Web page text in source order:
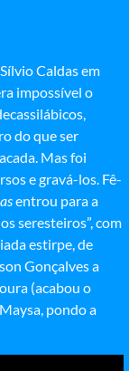
Caldas em
impossível o
do que ser
Mas foi
e gravá-los. Fê-
entrou para a
seresteiros”, com
estirpe, de
Gonçalves a
(acabou o
pondo a